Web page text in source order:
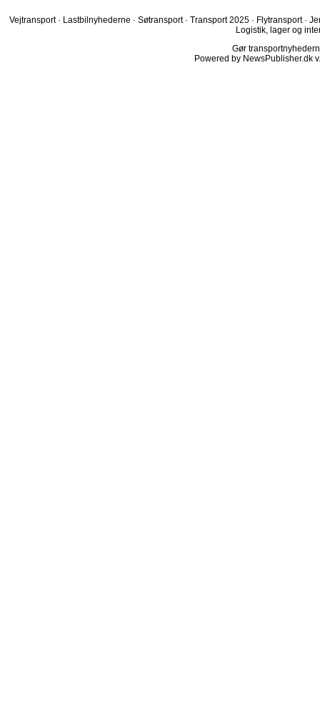
Vejtransport · Lastbilnyhederne · Søtransport · Transport 2025 · Flytransport ·
Logistik, lager og
Gør
Powered by NewsPublisher.dk